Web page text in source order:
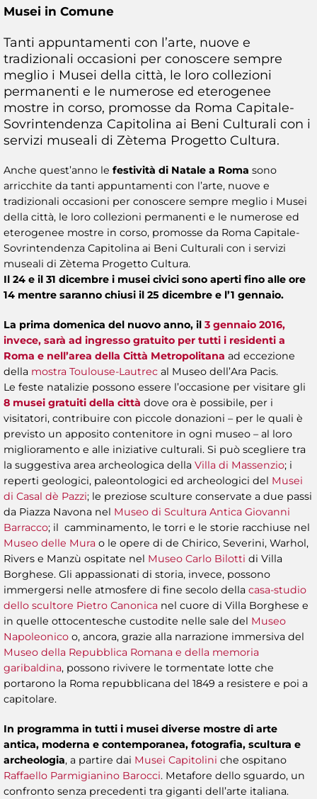
Musei in Comune
Tanti appuntamenti con l’arte, nuove e
tradizionali occasioni per conoscere sempre
meglio i Musei della città, le loro collezioni
permanenti e le numerose ed eterogenee
mostre in corso, promosse da Roma Capitale-
Sovrintendenza Capitolina ai Beni Culturali con i
servizi museali di Zètema Progetto Cultura.
Anche quest’anno le festività di Natale a Roma sono
arricchite da tanti appuntamenti con l’arte, nuove e
tradizionali occasioni per conoscere sempre meglio i Musei
della città, le loro collezioni permanenti e le numerose ed
eterogenee mostre in corso, promosse da Roma Capitale-
Sovrintendenza Capitolina ai Beni Culturali con i servizi
museali di Zètema Progetto Cultura.
Il 24 e il 31 dicembre i musei civici sono aperti fino alle ore
14 mentre saranno chiusi il 25 dicembre e l’1 gennaio.
La prima domenica del nuovo anno, il 3 gennaio 2016,
invece, sarà ad ingresso gratuito per tutti i residenti a
Roma e nell’area della Città Metropolitana ad eccezione
della mostra Toulouse-Lautrec al Museo dell’Ara Pacis.
Le feste natalizie possono essere l’occasione per visitare gli
8 musei gratuiti della città dove ora è possibile, per i
visitatori, contribuire con piccole donazioni – per le quali è
previsto un apposito contenitore in ogni museo – al loro
miglioramento e alle iniziative culturali. Si può scegliere tra
la suggestiva area archeologica della Villa di Massenzio; i
reperti geologici, paleontologici ed archeologici del Musei
di Casal dè Pazzi; le preziose sculture conservate a due passi
da Piazza Navona nel Museo di Scultura Antica Giovanni
Barracco; il camminamento, le torri e le storie racchiuse nel
Museo delle Mura o le opere di de Chirico, Severini, Warhol,
Rivers e Manzù ospitate nel Museo Carlo Bilotti di Villa
Borghese. Gli appassionati di storia, invece, possono
immergersi nelle atmosfere di fine secolo della casa-studio
dello scultore Pietro Canonica nel cuore di Villa Borghese e
in quelle ottocentesche custodite nelle sale del Museo
Napoleonico o, ancora, grazie alla narrazione immersiva del
Museo della Repubblica Romana e della memoria
garibaldina, possono rivivere le tormentate lotte che
portarono la Roma repubblicana del 1849 a resistere e poi a
capitolare.
In programma in tutti i musei diverse mostre di arte
antica, moderna e contemporanea, fotografia, scultura e
archeologia, a partire dai Musei Capitolini che ospitano
Raffaello Parmigianino Barocci. Metafore dello sguardo, un
confronto senza precedenti tra giganti dell’arte italiana.